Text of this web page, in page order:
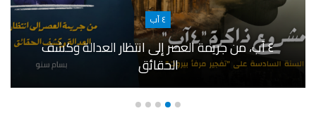
٤ آب
٤ آب، من جريمة العصر إلى انتظار العدالة وكشف
الحقائق